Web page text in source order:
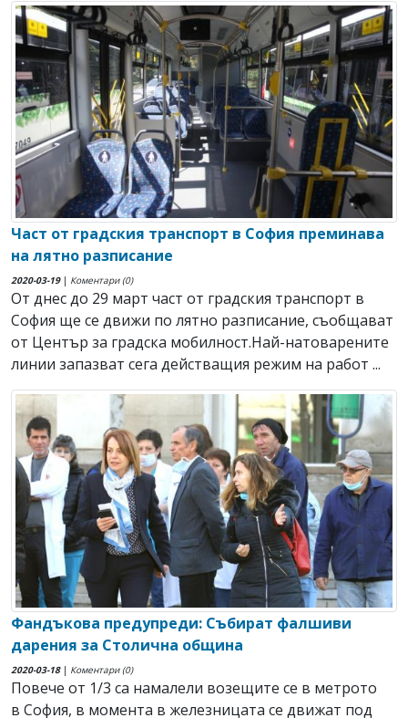
Част от градския транспорт в София преминава
на лятно разписание
2020-03-19| Коментари (0)
От днес до 29 март част от градския транспорт в
София ще се движи по лятно разписание, съобщават
от Център за градска мобилност.Най-натоварените
линии запазват сега действащия режим на работ ...
Фандъкова предупреди: Събират фалшиви
дарения за Столична община
2020-03-18| Коментари (0)
Повече от 1/3 са намалели возещите се в метрото
в София, в момента в железницата се движат под